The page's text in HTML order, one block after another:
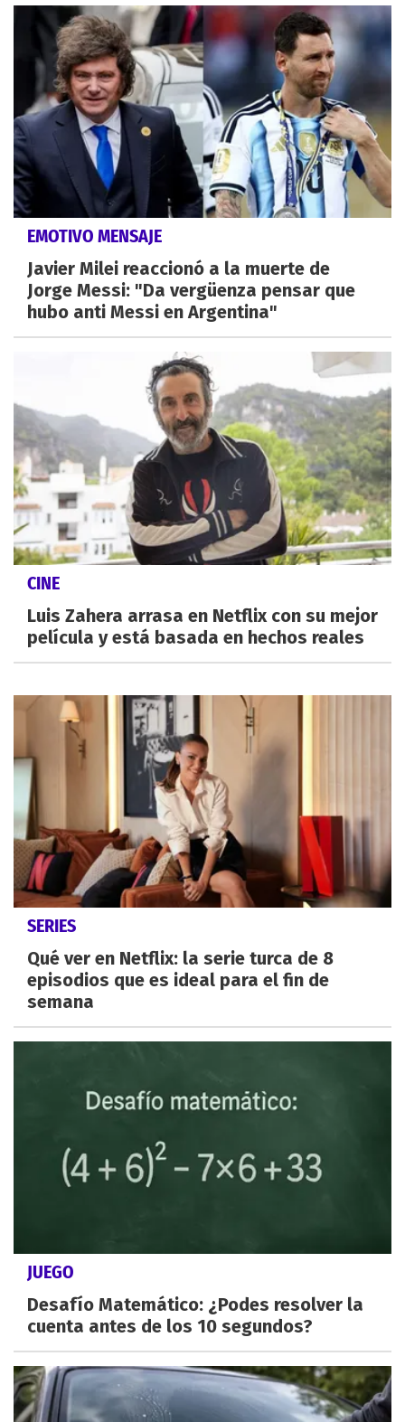
EMOTIVO MENSAJE
Javier Milei reaccionó a la muerte de
Jorge Messi: "Da vergüenza pensar que
hubo anti Messi en Argentina"
CINE
Luis Zahera arrasa en Netflix con su mejor
película y está basada en hechos reales
SERIES
Qué ver en Netflix: la serie turca de 8
episodios que es ideal para el fin de
semana
JUEGO
Desafío Matemático: ¿Podes resolver la
cuenta antes de los 10 segundos?